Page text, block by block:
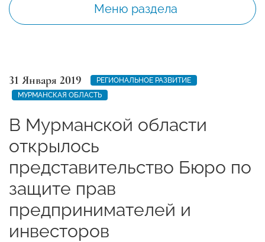
Меню раздела
31 Января 2019
РЕГИОНАЛЬНОЕ РАЗВИТИЕ
МУРМАНСКАЯ ОБЛАСТЬ
В Мурманской области
открылось
представительство Бюро по
защите прав
предпринимателей и
инвесторов